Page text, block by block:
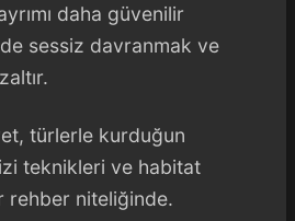
daha güvenilir
sessiz davranmak ve
türlerle kurduğun
teknikleri ve habitat
rehber niteliğinde.